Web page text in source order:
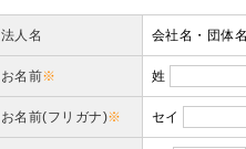
法人名 会社名・団体
お名前※ 姓
お名前(フリガナ)※ セイ